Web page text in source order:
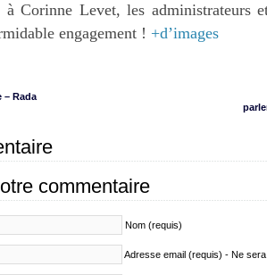
à Corinne Levet, les administrateurs
engagement ! +d’images
– Rada
commentaire
Nom (requis)
Adresse email (requis) - Ne